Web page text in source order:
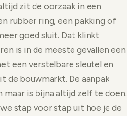
zit de oorzaak in een
rubber ring, een pakking of
goed sluit. Dat klinkt
is in de meeste gevallen een
een verstelbare sleutel en
de bouwmarkt. De aanpak
is bijna altijd zelf te doen.
stap voor stap uit hoe je de